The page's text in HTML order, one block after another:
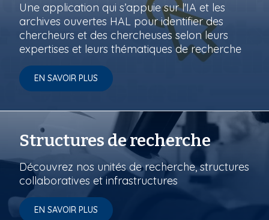
Une application qui s’appuie sur l'IA et les
archives ouvertes HAL pour identifier des
chercheurs et des chercheuses selon leurs
expertises et leurs thématiques de recherche
EN SAVOIR PLUS
Structures de recherche
Découvrez nos unités de recherche, structures
collaboratives et infrastructures
EN SAVOIR PLUS